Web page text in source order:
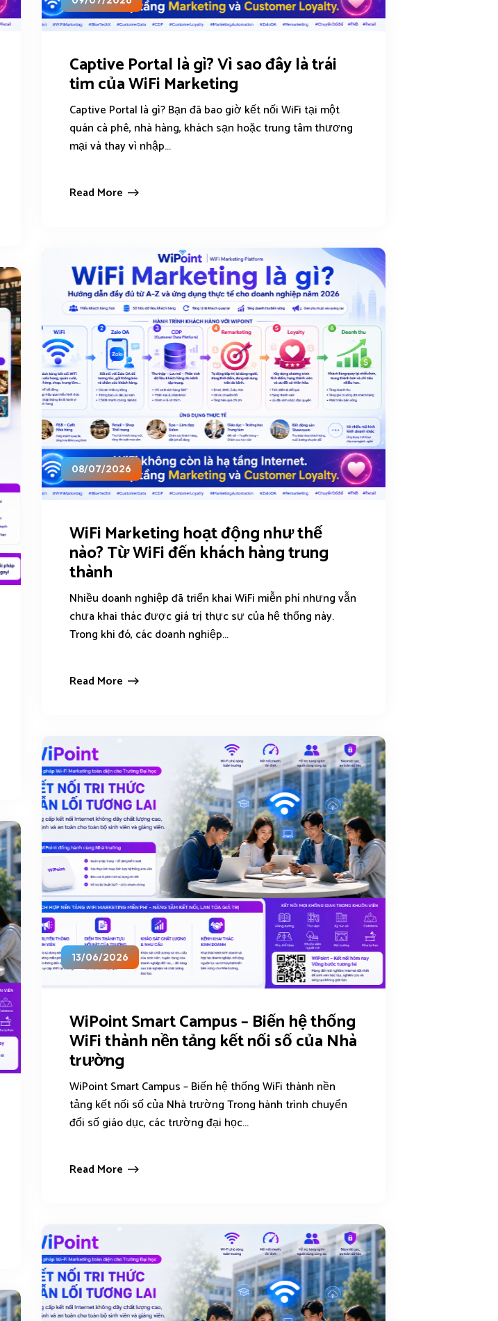
Captive Portal là gì? Vì sao đây là trái
tim của WiFi Marketing
Captive Portal là gì? Bạn đã bao giờ kết nối WiFi tại một
quán cà phê, nhà hàng, khách sạn hoặc trung tâm thương
mại và thay vì nhập...
Read More
08/07/2026
WiFi Marketing hoạt động như thế
nào? Từ WiFi đến khách hàng trung
thành
Nhiều doanh nghiệp đã triển khai WiFi miễn phí nhưng vẫn
chưa khai thác được giá trị thực sự của hệ thống này.
Trong khi đó, các doanh nghiệp...
Read More
13/06/2026
WiPoint Smart Campus – Biến hệ thống
WiFi thành nền tảng kết nối số của Nhà
trường
WiPoint Smart Campus – Biến hệ thống WiFi thành nền
tảng kết nối số của Nhà trường Trong hành trình chuyển
đổi số giáo dục, các trường đại học...
Read More